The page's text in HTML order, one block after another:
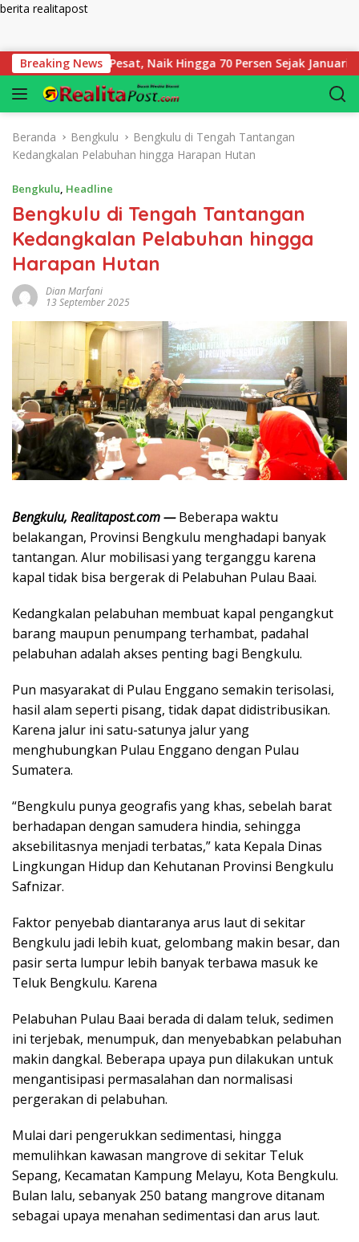
berita realitapost
Breaking News
Tumbuh Pesat, Naik Hingga 70 Persen Sejak Januari
Beranda Bengkulu
Bengkulu di Tengah Tantangan
Kedangkalan Pelabuhan hingga Harapan Hutan
Bengkulu, Headline
Bengkulu di Tengah Tantangan
Kedangkalan Pelabuhan hingga
Harapan Hutan
Dian Marfani
13 September 2025
Bengkulu, Realitapost.com —Beberapa waktu
belakangan, Provinsi Bengkulu menghadapi banyak
tantangan. Alur mobilisasi yang terganggu karena
kapal tidak bisa bergerak di Pelabuhan Pulau Baai.
Kedangkalan pelabuhan membuat kapal pengangkut
barang maupun penumpang terhambat, padahal
pelabuhan adalah akses penting bagi Bengkulu.
Pun masyarakat di Pulau Enggano semakin terisolasi,
hasil alam seperti pisang, tidak dapat didistribusikan.
Karena jalur ini satu-satunya jalur yang
menghubungkan Pulau Enggano dengan Pulau
Sumatera.
“Bengkulu punya geografis yang khas, sebelah barat
berhadapan dengan samudera hindia, sehingga
aksebilitasnya menjadi terbatas,” kata Kepala Dinas
Lingkungan Hidup dan Kehutanan Provinsi Bengkulu
Safnizar.
Faktor penyebab diantaranya arus laut di sekitar
Bengkulu jadi lebih kuat, gelombang makin besar, dan
pasir serta lumpur lebih banyak terbawa masuk ke
Teluk Bengkulu. Karena
Pelabuhan Pulau Baai berada di dalam teluk, sedimen
ini terjebak, menumpuk, dan menyebabkan pelabuhan
makin dangkal. Beberapa upaya pun dilakukan untuk
mengantisipasi permasalahan dan normalisasi
pergerakan di pelabuhan.
Mulai dari pengerukkan sedimentasi, hingga
memulihkan kawasan mangrove di sekitar Teluk
Sepang, Kecamatan Kampung Melayu, Kota Bengkulu.
Bulan lalu, sebanyak 250 batang mangrove ditanam
sebagai upaya menahan sedimentasi dan arus laut.